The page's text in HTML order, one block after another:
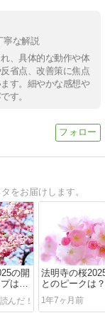
寧な解説
、具体的な動作や体
省点、改善策に焦点
す。細やかな感想や
す。
をお届けします。
の開
は？
法明寺の桜
とのピークは
き方も調査！
1年7ヶ月前